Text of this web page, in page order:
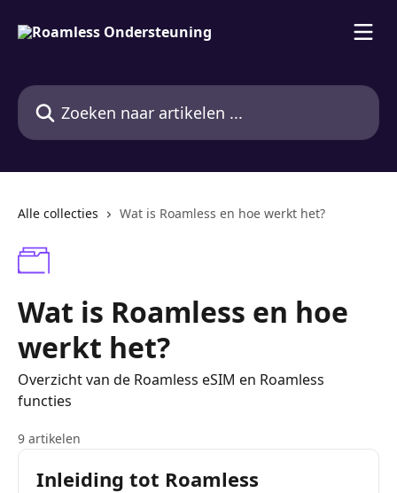
Zoeken naar artikelen ...
Alle collecties Wat is Roamless en hoe werkt het?
Wat is Roamless en hoe
werkt het?
Overzicht van de Roamless eSIM en Roamless
functies
9 artikelen
Inleiding tot Roamless